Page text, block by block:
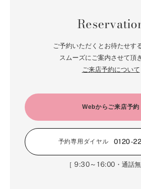
ご予約いただくとお待たせす
スムーズにご案内させて頂
ご来店予約について
Webからご来店予約
予約専用ダイヤル 0120-
［9:30～16:00 ・通話無